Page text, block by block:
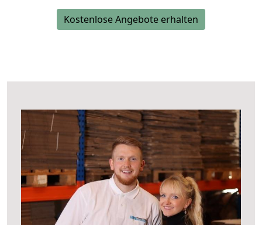
Kostenlose Angebote erhalten